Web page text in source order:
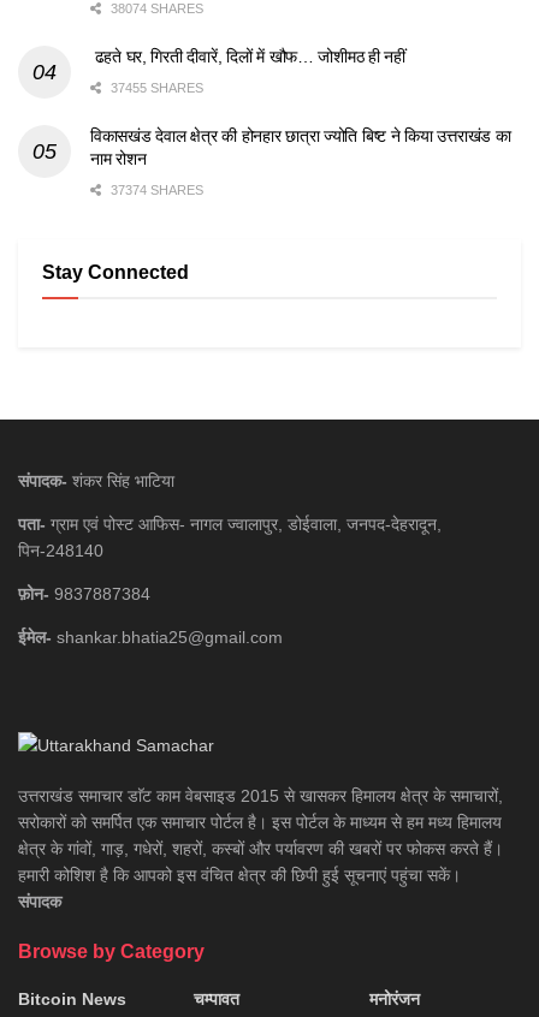
38074 SHARES
ढहते घर, गिरती दीवारें, दिलों में खौफ… जोशीमठ ही नहीं
37455 SHARES
विकासखंड देवाल क्षेत्र की होनहार छात्रा ज्योति बिष्ट ने किया उत्तराखंड का
नाम रोशन
37374 SHARES
Stay Connected
संपादक- शंकर सिंह भाटिया
पता- ग्राम एवं पोस्ट आफिस- नागल ज्वालापुर, डोईवाला, जनपद-देहरादून,
पिन-248140
फ़ोन- 9837887384
ईमेल- shankar.bhatia25@gmail.com
उत्तराखंड समाचार डाॅट काम वेबसाइड 2015 से खासकर हिमालय क्षेत्र के समाचारों,
सरोकारों को समर्पित एक समाचार पोर्टल है। इस पोर्टल के माध्यम से हम मध्य हिमालय
क्षेत्र के गांवों, गाड़, गधेरों, शहरों, कस्बों और पर्यावरण की खबरों पर फोकस करते हैं।
हमारी कोशिश है कि आपको इस वंचित क्षेत्र की छिपी हुई सूचनाएं पहुंचा सकें।
संपादक
Browse by Category
Bitcoin News चम्पावत मनोरंजन